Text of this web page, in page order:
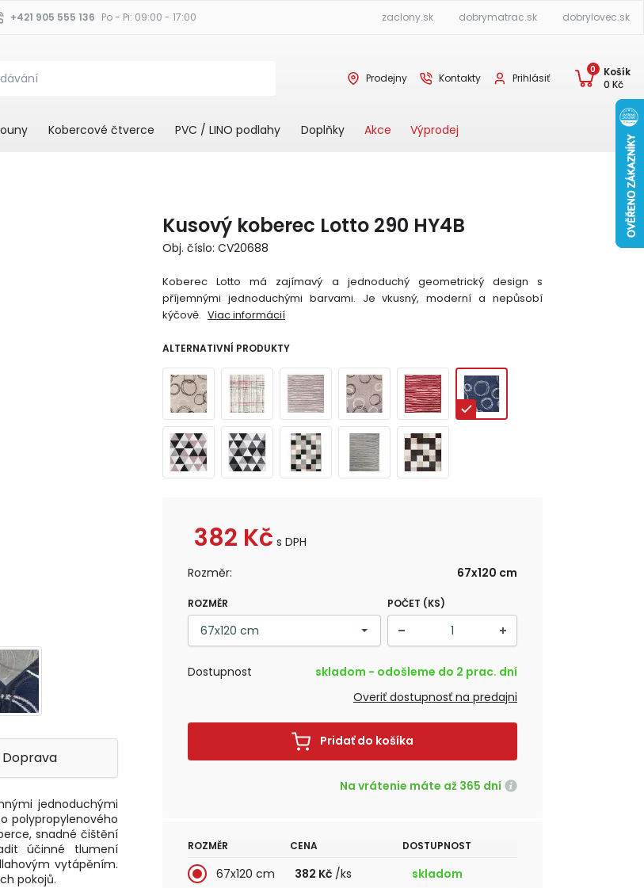
+421 905 555 136 Po - Pi: 09:00 - 17:00 zaclony.sk dobrymatrac.sk dobrylovec.sk
Prodejny Kontakty Prihlásiť
0
Košík
0 Kč
Kobercové čtverce PVC / LINO podlahy Doplňky Akce Výprodej
Doprava
jednoduchými
polypropylenového
snadné čištění
účinné tlumení
vytápěním.
pokojů.
Kusový koberec Lotto 290 HY4B
Obj. číslo: CV20688
Koberec Lotto má zajímavý a jednoduchý geometrický design s
příjemnými jednoduchými barvami. Je vkusný, moderní a nepůsobí
kýčově. Viac informácií
ALTERNATIVNÍ PRODUKTY
382 Kč s DPH
Rozměr:
67x120 cm
ROZMĚR POČET (KS)
Dostupnost
skladom - odošleme do 2 prac. dní
Overiť dostupnosť na predajni
Pridať do košíka
Na vrátenie máte až 365 dní
ROZMĚR CENA DOSTUPNOST
67x120 cm 382 Kč /ks skladom